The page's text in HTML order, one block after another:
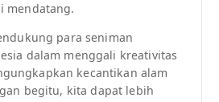
mendatang.
para seniman
dalam menggali kreativitas
kecantikan alam
begitu, kita dapat lebih